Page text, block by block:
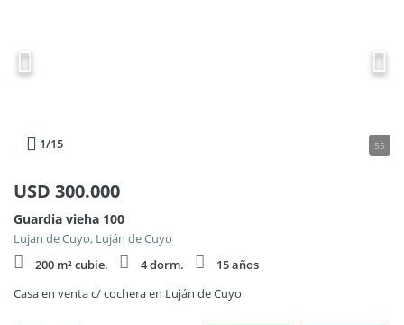
1/15 55
USD 300.000
Guardia vieha 100
Lujan de Cuyo, Luján de Cuyo
200 m² cubie.
4 dorm.
15 años
Casa en venta c/ cochera en Luján de Cuyo